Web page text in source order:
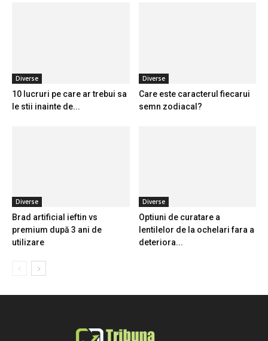
Diverse
10 lucruri pe care ar trebui sa
le stii inainte de...
Diverse
Care este caracterul fiecarui
semn zodiacal?
Diverse
Brad artificial ieftin vs
premium după 3 ani de
utilizare
Diverse
Optiuni de curatare a
lentilelor de la ochelari fara a
deteriora...